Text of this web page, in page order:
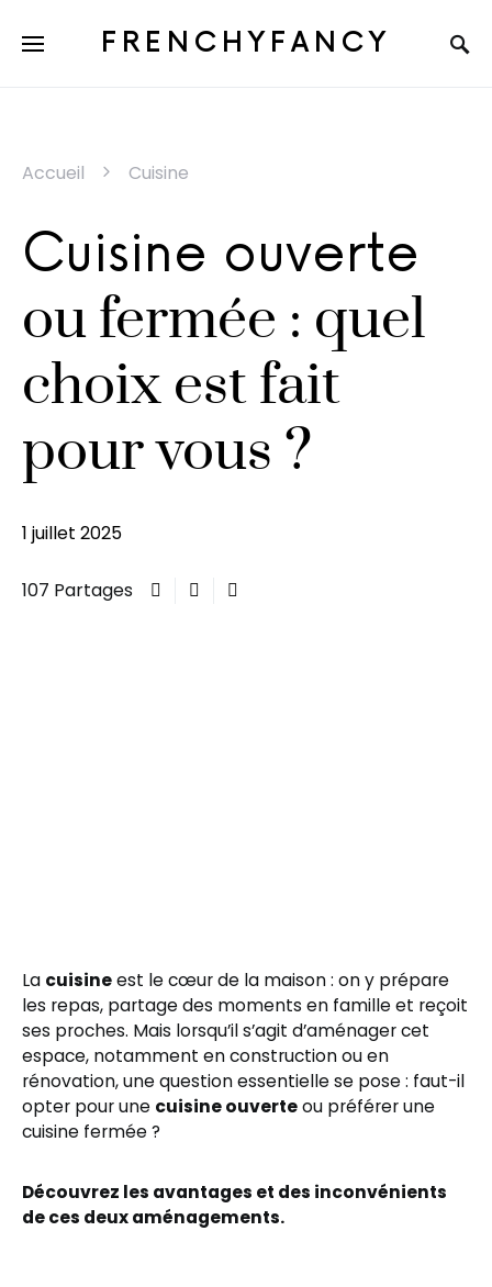
FRENCHYFANCY
Accueil Cuisine
Cuisine ouverte
ou fermée : quel
choix est fait
pour vous ?
1 juillet 2025
107 Partages
La cuisineest le cœur de la maison : on y prépare
les repas, partage des moments en famille et reçoit
ses proches. Mais lorsqu’il s’agit d’aménager cet
espace, notamment en construction ou en
rénovation, une question essentielle se pose : faut-il
opter pour une cuisine ouverteou préférer une
cuisine fermée ?
Découvrez les avantages et des inconvénients
de ces deux aménagements.